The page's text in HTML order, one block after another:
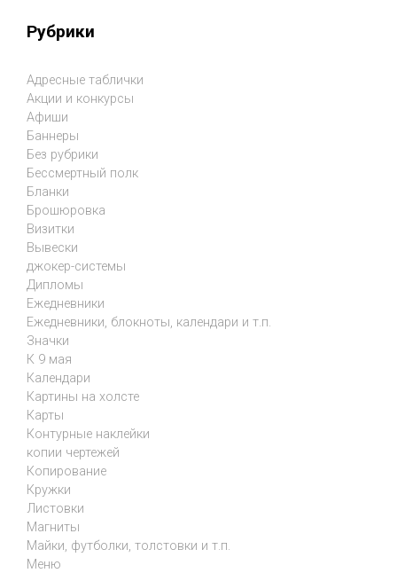
Рубрики
Адресные таблички
Акции и конкурсы
Афиши
Баннеры
Без рубрики
Бессмертный полк
Бланки
Брошюровка
Визитки
Вывески
джокер-системы
Дипломы
Ежедневники
Ежедневники, блокноты, календари и т.п.
Значки
К 9 мая
Календари
Картины на холсте
Карты
Контурные наклейки
копии чертежей
Копирование
Кружки
Листовки
Магниты
Майки, футболки, толстовки и т.п.
Меню